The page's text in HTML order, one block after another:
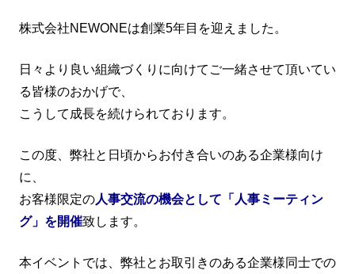
株式会社NEWONEは創業5年目を迎えました。
日々より良い組織づくりに向けてご一緒させて頂いてい
る皆様のおかげで、
こうして成長を続けられております。
この度、弊社と日頃からお付き合いのある企業様向け
に、
お客様限定の人事交流の機会として「人事ミーティン
グ」を開催致します。
本イベントでは、弊社とお取引きのある企業様同士での